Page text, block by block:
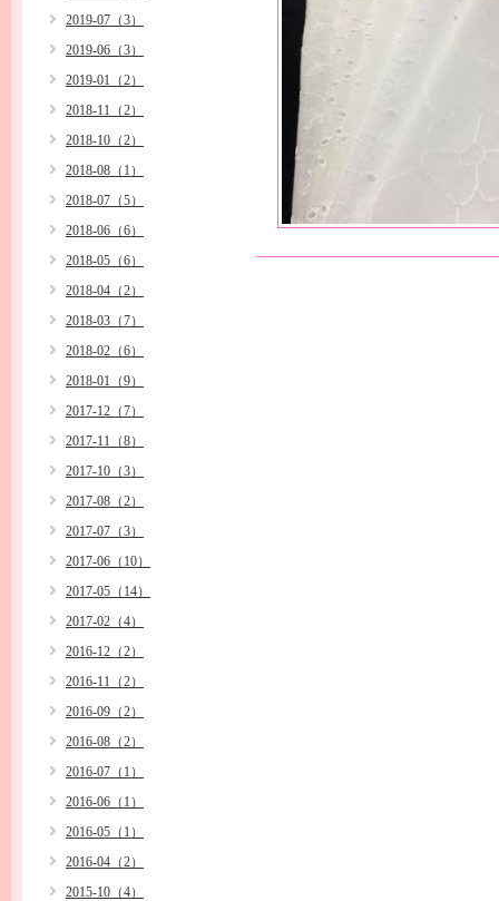
2019-07（3）
2019-06（3）
2019-01（2）
2018-11（2）
2018-10（2）
2018-08（1）
2018-07（5）
2018-06（6）
2018-05（6）
2018-04（2）
2018-03（7）
2018-02（6）
2018-01（9）
2017-12（7）
2017-11（8）
2017-10（3）
2017-08（2）
2017-07（3）
2017-06（10）
2017-05（14）
2017-02（4）
2016-12（2）
2016-11（2）
2016-09（2）
2016-08（2）
2016-07（1）
2016-06（1）
2016-05（1）
2016-04（2）
2015-10（4）